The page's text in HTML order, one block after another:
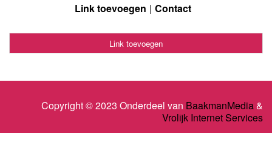
Link toevoegen Contact
Link toevoegen
Copyright © 2023 Onderdeel van BaakmanMedia&
Vrolijk Internet Services